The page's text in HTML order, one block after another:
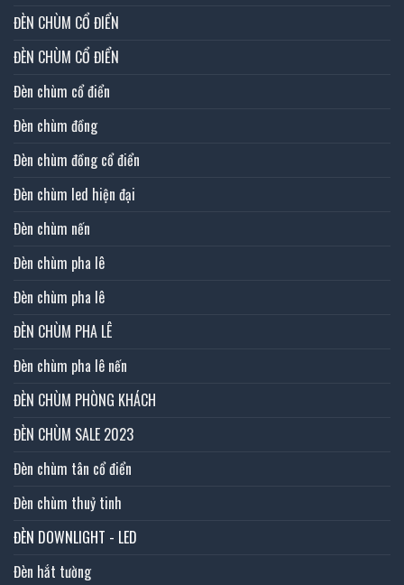
ĐÈN CHÙM CỔ ĐIỂN
ĐÈN CHÙM CỔ ĐIỂN
Đèn chùm cổ điển
Đèn chùm đồng
Đèn chùm đồng cổ điển
Đèn chùm led hiện đại
Đèn chùm nến
Đèn chùm pha lê
Đèn chùm pha lê
ĐÈN CHÙM PHA LÊ
Đèn chùm pha lê nến
ĐÈN CHÙM PHÒNG KHÁCH
ĐÈN CHÙM SALE 2023
Đèn chùm tân cổ điển
Đèn chùm thuỷ tinh
ĐÈN DOWNLIGHT - LED
Đèn hắt tường